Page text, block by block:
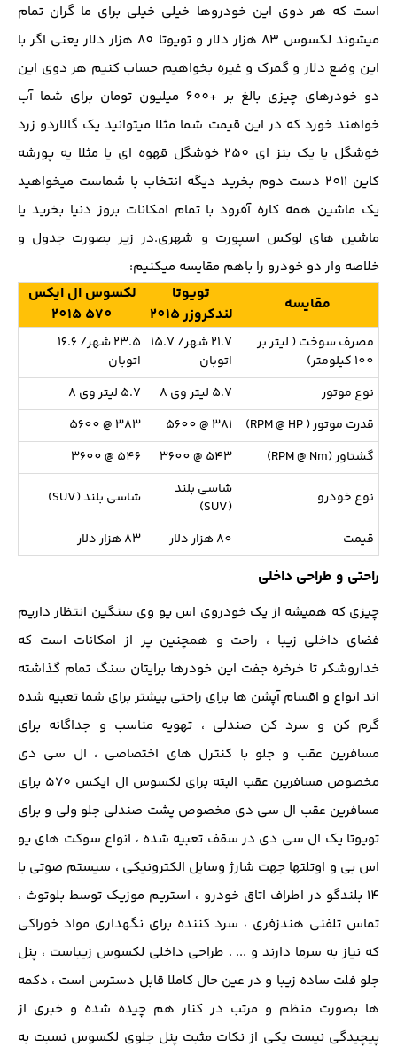
است که هر دوی این خودروها خیلی خیلی برای ما گران تمام
میشوند لکسوس 83 هزار دلار و تویوتا 80 هزار دلار یعنی اگر با
این وضع دلار و گمرک و غیره بخواهیم حساب کنیم هر دوی این
دو خودرهای چیزی بالغ بر +600 میلیون تومان برای شما آب
خواهند خورد که در این قیمت شما مثلا میتوانید یک گالاردو زرد
خوشگل یا یک بنز ای 250 خوشگل قهوه ای یا مثلا یه پورشه
کاین 2011 دست دوم بخرید دیگه انتخاب با شماست میخواهید
یک ماشین همه کاره آفرود با تمام امکانات بروز دنیا بخرید یا
ماشین های لوکس اسپورت و شهری.در زیر بصورت جدول و
خلاصه وار دو خودرو را باهم مقایسه میکنیم:
مقایسه
تویوتا
لندکروزر 2015
لکسوس ال ایکس
570 2015
مصرف سوخت ( لیتر بر
100 کیلومتر)
21.7 شهر/ 15.7
اتوبان
23.5 شهر/ 16.6
اتوبان
نوع موتور
5.7 لیتر وی 8
5.7 لیتر وی 8
قدرت موتور ( RPM @ HP)
381 @ 5600
383 @ 5600
گشتاور (RPM @ Nm)
543 @ 3600
546 @ 3600
نوع خودرو
شاسی بلند
(SUV)
شاسی بلند (SUV)
قیمت 80 هزار دلار 83 هزار دلار
راحتی و طراحی داخلی
چیزی که همیشه از یک خودروی اس یو وی سنگین انتظار داریم
فضای داخلی زیبا ، راحت و همچنین پر از امکانات است که
خداروشکر تا خرخره جفت این خودرها برایتان سنگ تمام گذاشته
اند انواع و اقسام آپشن ها برای راحتی بیشتر برای شما تعبیه شده
گرم کن و سرد کن صندلی ، تهویه مناسب و جداگانه برای
مسافرین عقب و جلو با کنترل های اختصاصی ، ال سی دی
مخصوص مسافرین عقب البته برای لکسوس ال ایکس 570 برای
مسافرین عقب ال سی دی مخصوص پشت صندلی جلو ولی و برای
تویوتا یک ال سی دی در سقف تعبیه شده ، انواع سوکت های یو
اس بی و اوتلتها جهت شارژ وسایل الکترونیکی ، سیستم صوتی با
14 بلندگو در اطراف اتاق خودرو ، استریم موزیک توسط بلوتوث ،
تماس تلفنی هندزفری ، سرد کننده برای نگهداری مواد خوراکی
که نیاز به سرما دارند و ... . طراحی داخلی لکسوس زیباست ، پنل
جلو فلت ساده زیبا و در عین حال کاملا قابل دسترس است ، دکمه
ها بصورت منظم و مرتب در کنار هم چیده شده و خبری از
پیچیدگی نیست یکی از نکات مثبت پنل جلوی لکسوس نسبت به